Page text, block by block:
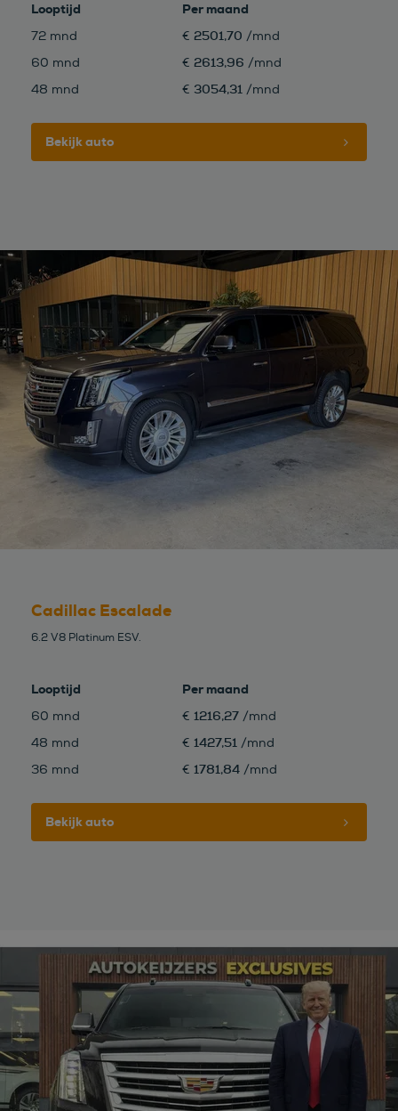
Looptijd Per maand
72 mnd € 2501,70 /mnd
60 mnd
€ 2613,96 /mnd
48 mnd
€ 3054,31 /mnd
Bekijk auto
Cadillac Escalade
6.2 V8 Platinum ESV.
Looptijd Per maand
60 mnd € 1216,27 /mnd
48 mnd
€ 1427,51 /mnd
36 mnd
€ 1781,84 /mnd
Bekijk auto